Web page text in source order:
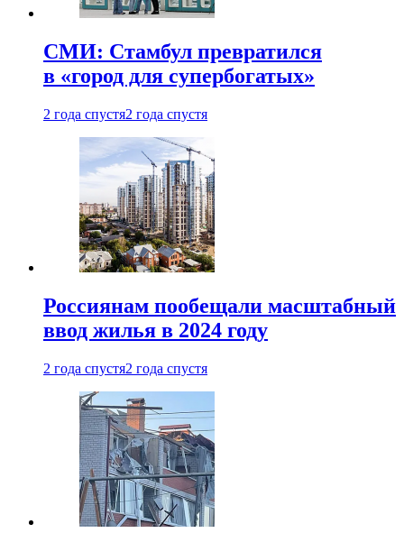
СМИ: Стамбул превратился
в «город для супербогатых»
2 года спустя2 года спустя
Россиянам пообещали масштабный
ввод жилья в 2024 году
2 года спустя2 года спустя